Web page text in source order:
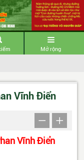
Mở rộng
Vĩnh Điển
Vĩnh Điển